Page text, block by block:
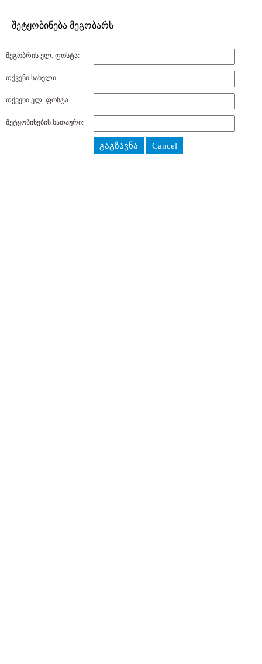
შეტყობინება მეგობარს
მეგობრის ელ. ფოსტა:
თქვენი სახელი:
თქვენი ელ. ფოსტა:
შეტყობინების სათაური:
გაგზავნა Cancel